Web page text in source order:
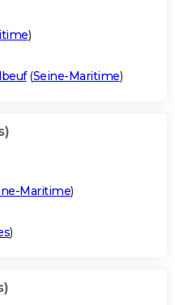
)
(Seine-Maritime)
Maritime)
)